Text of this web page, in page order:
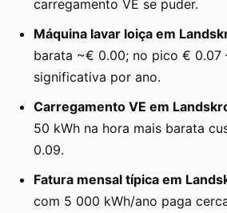
carregamento VE se puder.
Máquina lavar loiça em
barata ~€ 0.00; no pico €
significativa por ano.
Carregamento VE em
50 kWh na hora mais barata
0.09.
Fatura mensal típica em
com 5 000 kWh/ano paga